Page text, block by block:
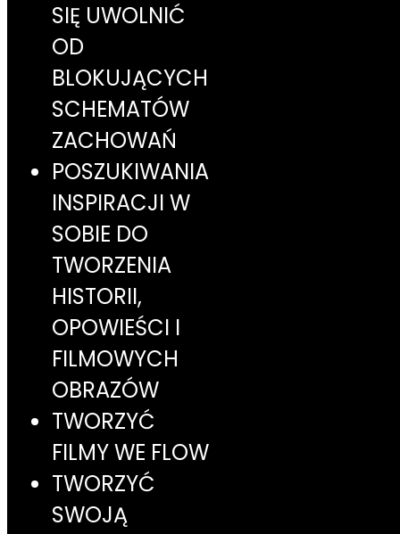
SIĘ UWOLNIĆ
OD
BLOKUJĄCYCH
SCHEMATÓW
ZACHOWAŃ
POSZUKIWANIA
INSPIRACJI W
SOBIE DO
TWORZENIA
HISTORII,
OPOWIEŚCI I
FILMOWYCH
OBRAZÓW
TWORZYĆ
FILMY WE FLOW
TWORZYĆ
SWOJĄ